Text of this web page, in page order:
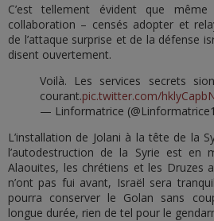
C’est tellement évident que
collaboration – censés adopter et
de l’attaque surprise et de la défense
disent ouvertement.
Voilà. Les services secrets
courant.pic.twitter.com/
— Linformatrice
L’installation de Jolani à la tête de la
l’autodestruction de la Syrie est en
Alaouites, les chrétiens et les Druzes
n’ont pas fui avant, Israël sera
pourra conserver le Golan sans
longue durée, rien de tel pour le